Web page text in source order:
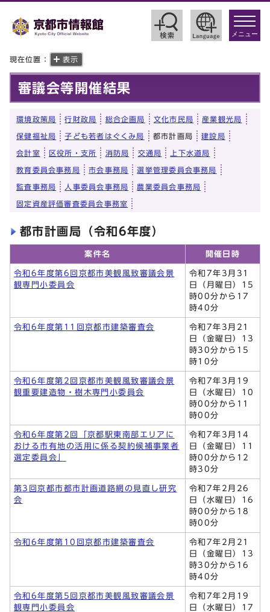
toggle
メニュー
現在位置： 表示
審議会等開催結果
環境政策局 行財政局 総合企画局 文化市民局 産業観光局
保健福祉局 子ども若者はぐくみ局 都市計画局 建設局
会計室 区役所・支所 消防局 交通局 上下水道局
教育委員会事務局 市会事務局 選挙管理委員会事務局
監査事務局 人事委員会事務局 農業委員会事務局
固定資産評価審査委員会事務室
都市計画局（令和6年度）
案件名 開催日時
令和6年度第6回京都市美観風致審議会景
観専門小委員会
令和7年3月31
日（月曜日）15
時00分から17
時40分
令和6年度第11回京都市建築審査会
令和7年3月21
日（金曜日）13
時30分から15
時10分
令和6年度第2回京都市美観風致審議会景
観重要建造物・樹木専門小委員会
令和7年3月19
日（水曜日）10
時00分から11
時00分
令和6年度第2回「京都駅東南部エリアに
おける市有地の活用に係る契約候補事業者
選定委員会」
令和7年3月14
日（金曜日）11
時00分から12
時30分
第3回京都市都市計画道路網の見直し研究
会
令和7年2月26
日（水曜日）16
時00分から18
時00分
令和6年度第10回京都市建築審査会
令和7年2月21
日（金曜日）13
時30分から16
時40分
令和6年度第5回京都市美観風致審議会景
観専門小委員会
令和7年2月19
日（水曜日）17